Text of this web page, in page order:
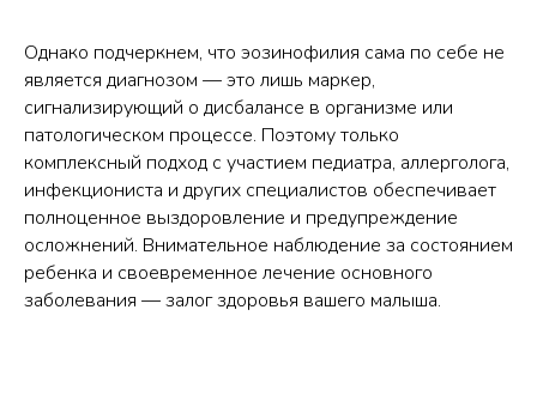
Однако подчеркнем, что эозинофилия сама по себе не
является диагнозом — это лишь маркер,
сигнализирующий о дисбалансе в организме или
патологическом процессе. Поэтому только
комплексный подход с участием педиатра, аллерголога,
инфекциониста и других специалистов обеспечивает
полноценное выздоровление и предупреждение
осложнений. Внимательное наблюдение за состоянием
ребенка и своевременное лечение основного
заболевания — залог здоровья вашего малыша.